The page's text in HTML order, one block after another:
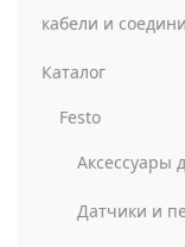
кабели и
Каталог
Festo
Аксессуары
Датчики и